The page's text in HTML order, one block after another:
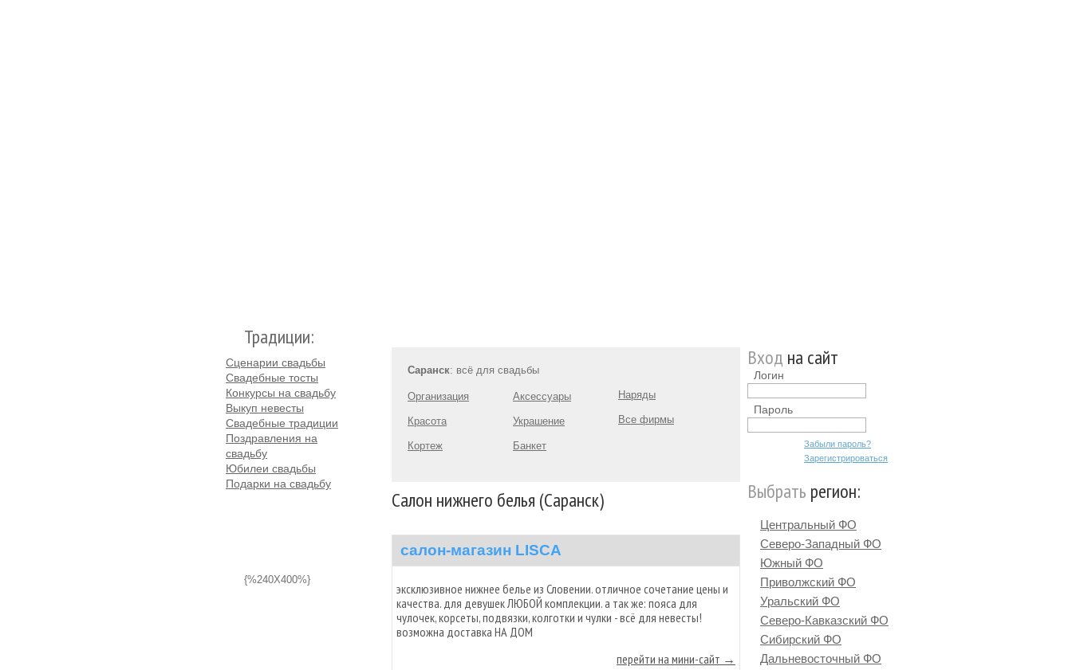
Традиции:
Сценарии свадьбы
Свадебные тосты
Конкурсы на свадьбу
Выкуп невесты
Свадебные традиции
Поздравления на
свадьбу
Юбилеи свадьбы
Подарки на свадьбу
{%240X400%}
Саранск: всё для свадьбы
Организация
Красота
Кортеж
Аксессуары
Украшение
Банкет
Наряды
Все фирмы
Салон нижнего белья (Саранск)
салон-магазин LISCA
эксклюзивное нижнее белье из Словении. отличное сочетание цены и
качества. для девушек ЛЮБОЙ комплекции. а так же: пояса для
чулочек, корсеты, подвязки, колготки и чулки - всё для невесты!
возможна доставка НА ДОМ
перейти на мини-сайт →
Вход на сайт
Логин
Пароль
Забыли пароль?
Зарегистрироваться
Выбрать регион:
Центральный ФО
Северо-Западный ФО
Южный ФО
Приволжский ФО
Уральский ФО
Северо-Кавказский ФО
Сибирский ФО
Дальневосточный ФО